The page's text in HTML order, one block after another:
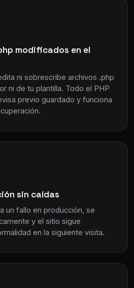
modificados en el
ni sobrescribe archivos .php
ni de tu plantilla. Todo el PHP
previo guardado y funciona
sin caídas
un fallo en producción, se
y el sitio sigue
en la siguiente visita.